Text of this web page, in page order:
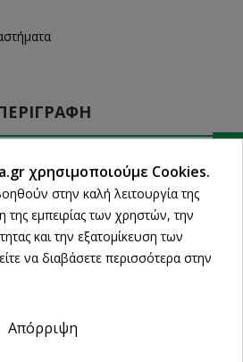
D3
να ληφθεί μέσω της
από τον οργανισμό
μια από τις
χρησιμοποιούμε Cookies.
στην καλή λειτουργία της
της εμπειρίας των χρηστών, την
και την εξατομίκευση των
να διαβάσετε περισσότερα στην
Απόρριψη